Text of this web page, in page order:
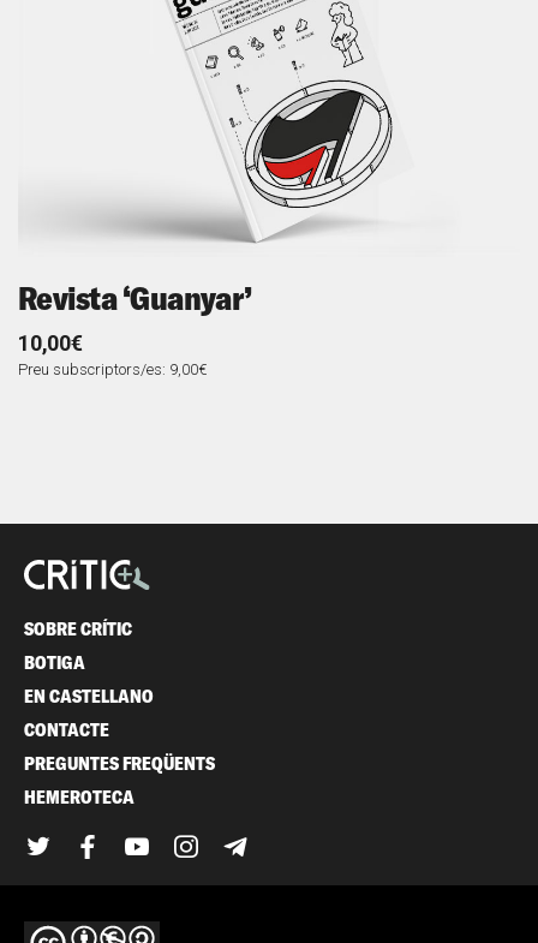
Revista ‘Guanyar’
10,00€
Preu subscriptors/es: 9,00€
SOBRE CRÍTIC
BOTIGA
EN CASTELLANO
CONTACTE
PREGUNTES FREQÜENTS
HEMEROTECA
TwitterFacebook
YouTubeInstagram